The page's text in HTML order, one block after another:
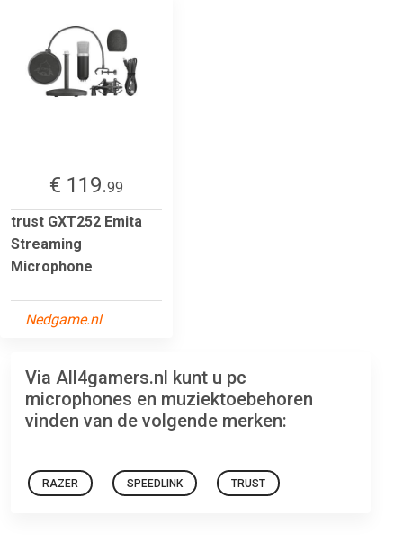
€ 119.99
trust GXT252 Emita
Streaming
Microphone
Nedgame.nl
Via All4gamers.nl kunt u pc
microphones en muziektoebehoren
vinden van de volgende merken:
RAZER SPEEDLINK TRUST